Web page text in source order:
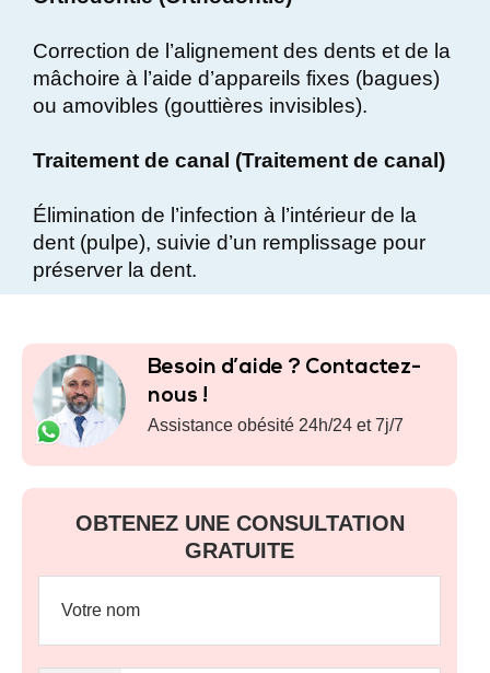
Correction de l’alignement des dents et de la
mâchoire à l’aide d’appareils fixes (bagues)
ou amovibles (gouttières invisibles).
Traitement de canal (Traitement de canal)
Élimination de l’infection à l’intérieur de la
dent (pulpe), suivie d’un remplissage pour
préserver la dent.
Besoin d’aide ? Contactez-
nous !
Assistance obésité 24h/24 et 7j/7
OBTENEZ UNE CONSULTATION
GRATUITE